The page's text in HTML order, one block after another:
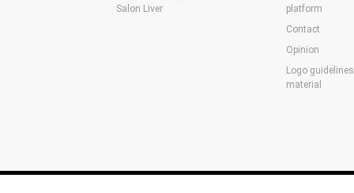
Salon Liver
platform
Contact
Opinion
Logo
material